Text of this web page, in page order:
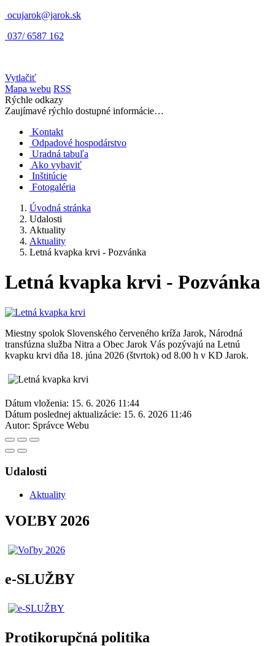
ocujarok@jarok.sk
037/ 6587 162
Vytlačiť
Mapa webu RSS
Rýchle odkazy
Zaujímavé rýchlo dostupné informácie…
Kontakt
Odpadové hospodárstvo
Uradná tabuľa
Ako vybaviť
Inštitúcie
Fotogaléria
Úvodná stránka
Udalosti
Aktuality
Aktuality
Letná kvapka krvi - Pozvánka
Letná kvapka krvi - Pozvánka
Miestny spolok Slovenského červeného kríža Jarok, Národná
transfúzna služba Nitra a Obec Jarok Vás pozývajú na Letnú
kvapku krvi dňa 18. júna 2026 (štvrtok) od 8.00 h v KD Jarok.
Dátum vloženia: 15. 6. 2026 11:44
Dátum poslednej aktualizácie: 15. 6. 2026 11:46
Autor: Správce Webu
Udalosti
Aktuality
VOĽBY 2026
e-SLUŽBY
Protikorupčná politika